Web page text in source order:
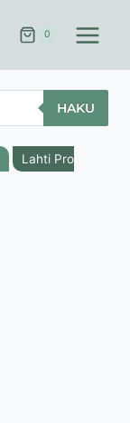
0
HAKU
Lahti Pro